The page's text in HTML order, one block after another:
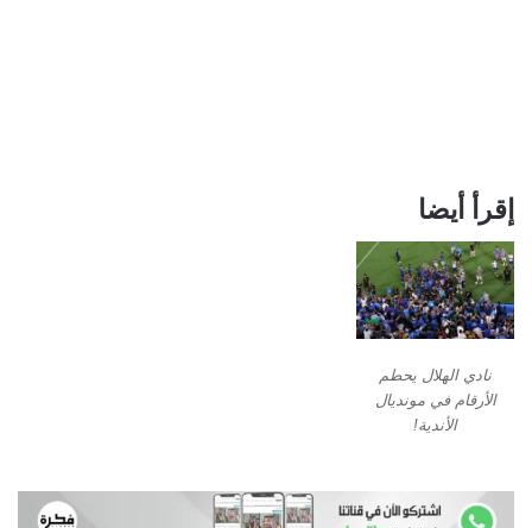
إقرأ أيضا
نادي الهلال يحطم
الأرقام في مونديال
الأندية!